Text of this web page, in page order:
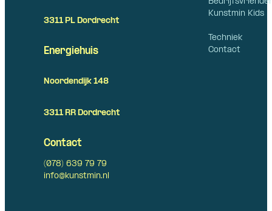
Kunstmin Kids
Techniek
Contact
3311 PL Dordrecht
Energiehuis
Noordendijk 148
3311 RR Dordrecht
Contact
(078) 639 79 79
info@kunstmin.nl